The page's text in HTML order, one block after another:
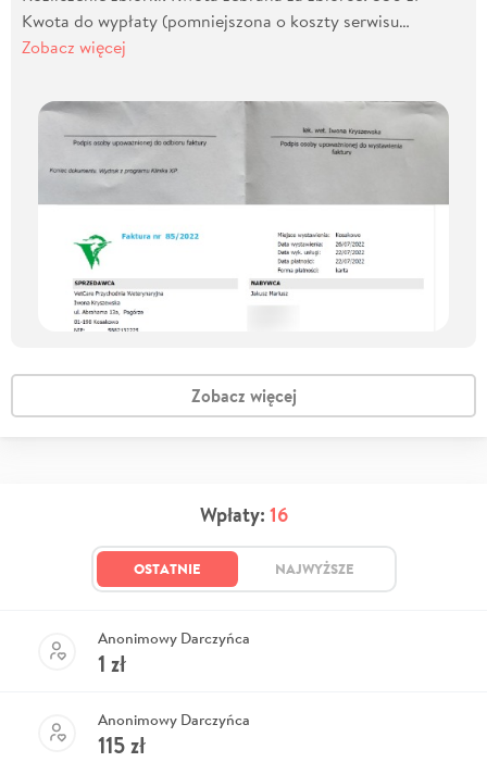
Kwota do wypłaty (pomniejszona o koszty serwisu…
Zobacz więcej
Zobacz więcej
Wpłaty: 16
OSTATNIE NAJWYŻSZE
Anonimowy Darczyńca
1 zł
Anonimowy Darczyńca
115zł